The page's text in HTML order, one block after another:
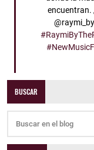
encuentran.
BUSCAR